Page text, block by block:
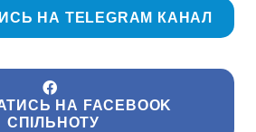
НА TELEGRAM КАНАЛ
НА FACEBOOK
СПІЛЬНОТУ